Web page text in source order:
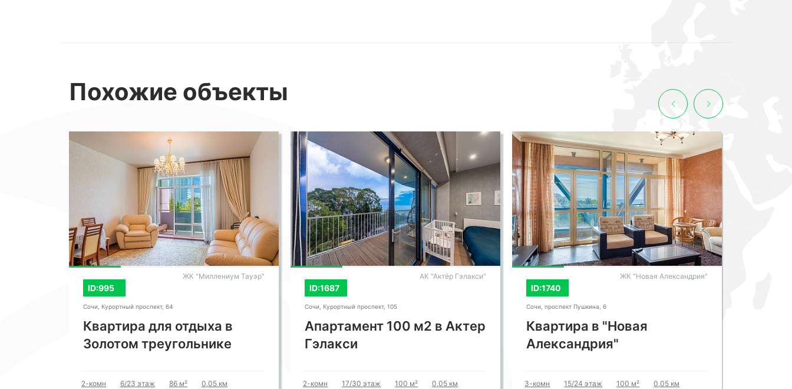
Похожие объекты
СМОТРЕТЬ ВСЕ ФОТО
ID:995
ЖК "Миллениум Тауэр"
Сочи, Курортный проспект, 64
Квартира для отдыха в
Золотом треугольнике
2-комн 6/23 этаж 86 м² 0,05 км
ID:1687
АК "Актёр Гэлакси"
Сочи, Курортный проспект, 105
Апартамент 100 м2 в Актер
Гэлакси
2-комн 17/30 этаж 100 м² 0,05 км
ID:1740
ЖК "Новая Александрия"
Сочи, проспект Пушкина, 6
Квартира в "Новая
Александрия"
3-комн 15/24 этаж 100 м² 0,05 км